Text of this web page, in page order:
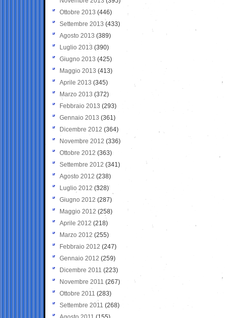
Ottobre 2013 (446)
Settembre 2013 (433)
Agosto 2013 (389)
Luglio 2013 (390)
Giugno 2013 (425)
Maggio 2013 (413)
Aprile 2013 (345)
Marzo 2013 (372)
Febbraio 2013 (293)
Gennaio 2013 (361)
Dicembre 2012 (364)
Novembre 2012 (336)
Ottobre 2012 (363)
Settembre 2012 (341)
Agosto 2012 (238)
Luglio 2012 (328)
Giugno 2012 (287)
Maggio 2012 (258)
Aprile 2012 (218)
Marzo 2012 (255)
Febbraio 2012 (247)
Gennaio 2012 (259)
Dicembre 2011 (223)
Novembre 2011 (267)
Ottobre 2011 (283)
Settembre 2011 (268)